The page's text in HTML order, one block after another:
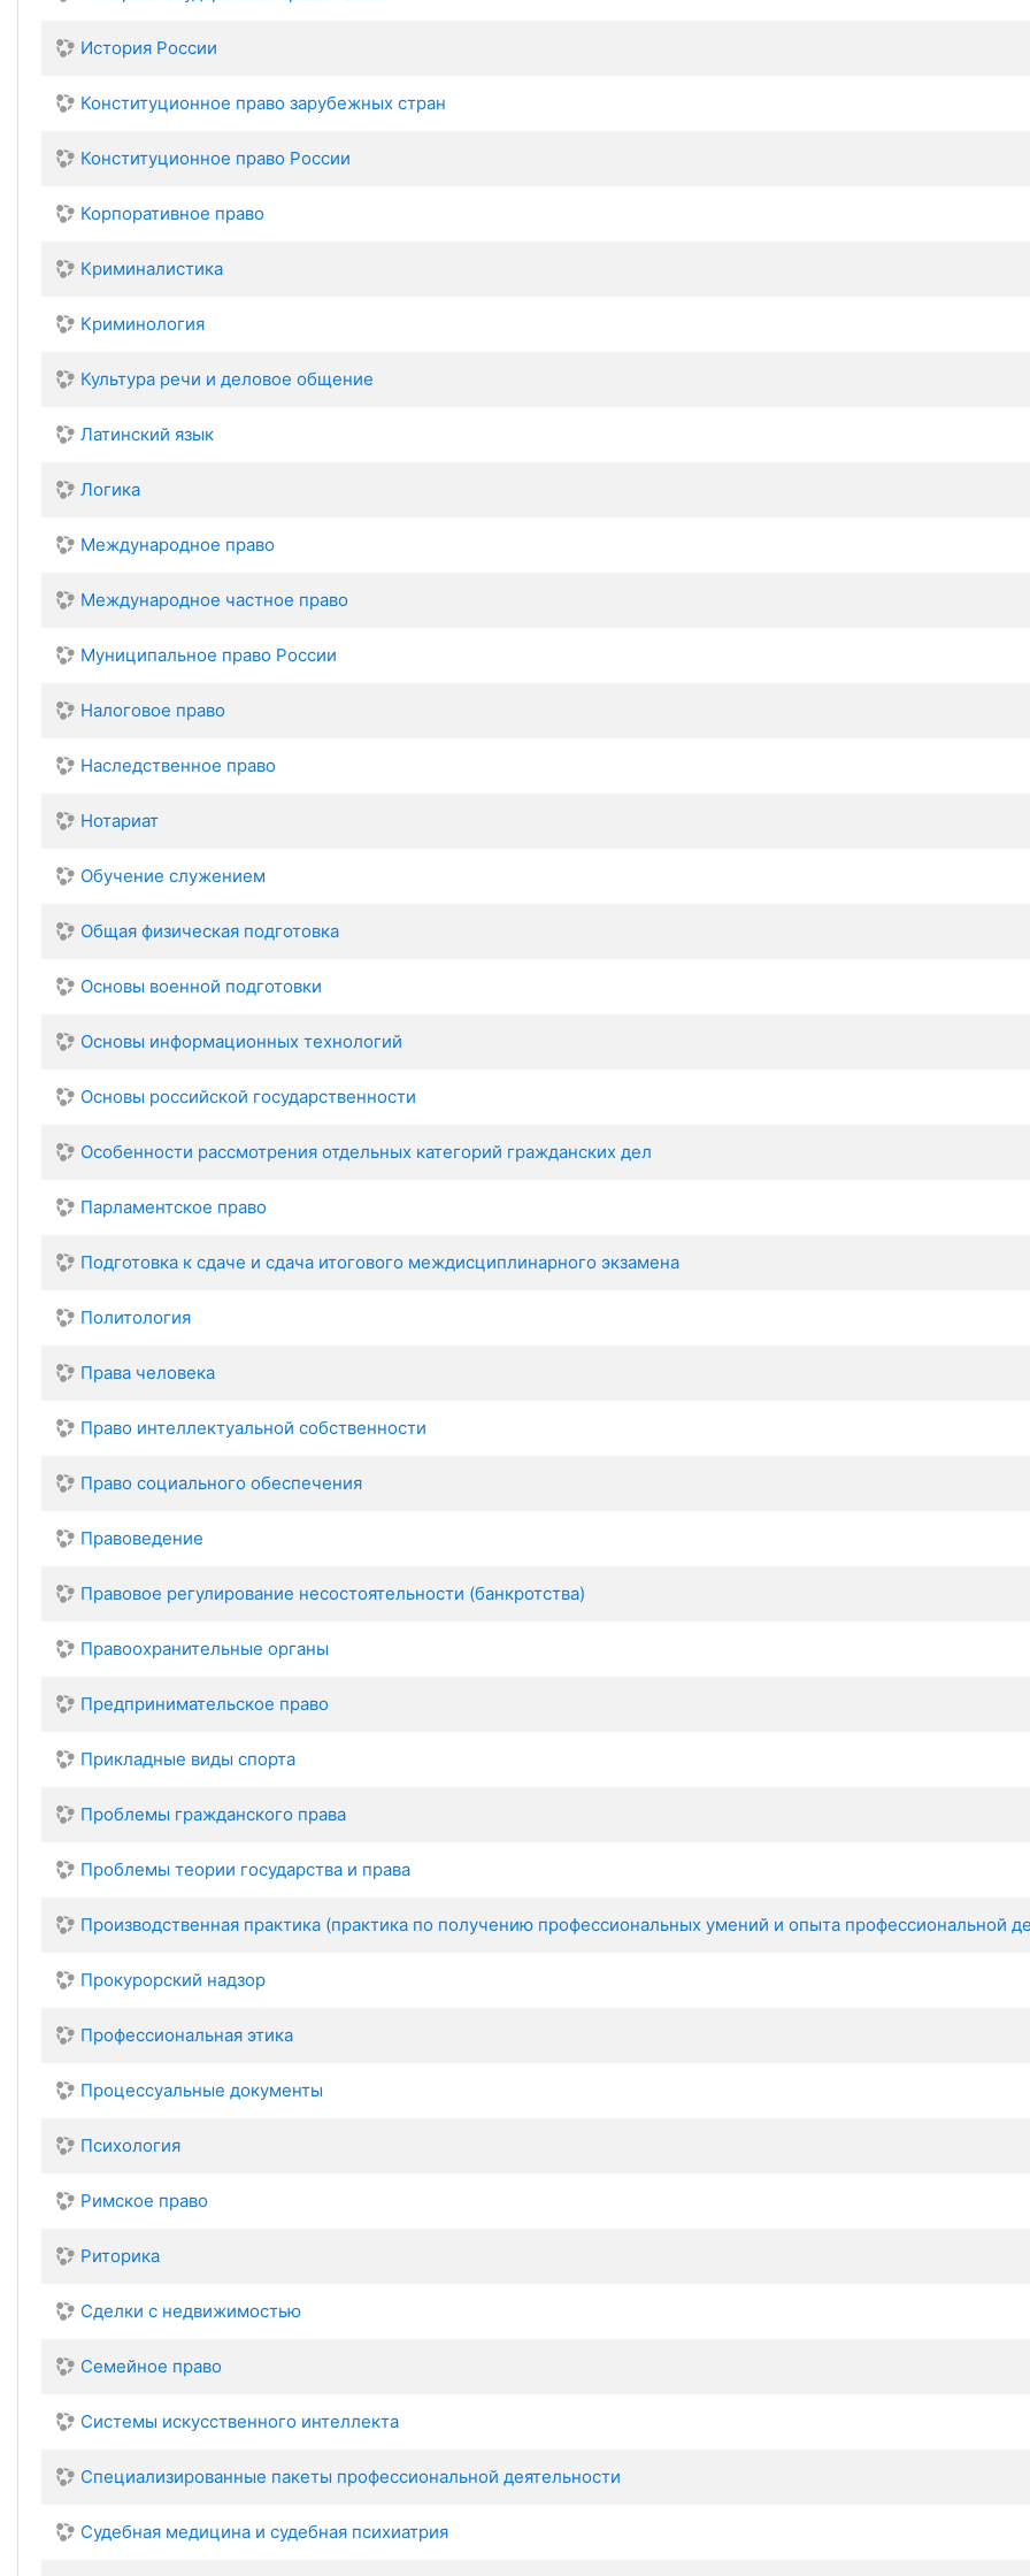
История России
Конституционное право зарубежных стран
Конституционное право России
Корпоративное право
Криминалистика
Криминология
Культура речи и деловое общение
Латинский язык
Логика
Международное право
Международное частное право
Муниципальное право России
Налоговое право
Наследственное право
Нотариат
Обучение служением
Общая физическая подготовка
Основы военной подготовки
Основы информационных технологий
Основы российской государственности
Особенности рассмотрения отдельных категорий гражданских дел
Парламентское право
Подготовка к сдаче и сдача итогового междисциплинарного экзамена
Политология
Права человека
Право интеллектуальной собственности
Право социального обеспечения
Правоведение
Правовое регулирование несостоятельности (банкротства)
Правоохранительные органы
Предпринимательское право
Прикладные виды спорта
Проблемы гражданского права
Проблемы теории государства и права
Производственная практика (практика по получению профессиональных умений и опыта профессиональной
Прокурорский надзор
Профессиональная этика
Процессуальные документы
Психология
Римское право
Риторика
Сделки с недвижимостью
Семейное право
Системы искусственного интеллекта
Специализированные пакеты профессиональной деятельности
Судебная медицина и судебная психиатрия